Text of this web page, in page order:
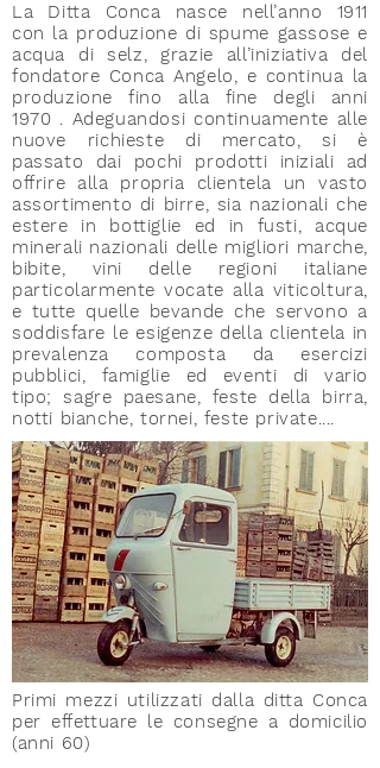
La Ditta Conca nasce nell’anno 1911
con la produzione di spume gassose e
acqua di selz, grazie all’iniziativa del
fondatore Conca Angelo, e continua la
produzione fino alla fine degli anni
1970 . Adeguandosi continuamente alle
nuove richieste di mercato, si è
passato dai pochi prodotti iniziali ad
offrire alla propria clientela un vasto
assortimento di birre, sia nazionali che
estere in bottiglie ed in fusti, acque
minerali nazionali delle migliori marche,
bibite, vini delle regioni italiane
particolarmente vocate alla viticoltura,
e tutte quelle bevande che servono a
soddisfare le esigenze della clientela in
prevalenza composta da esercizi
pubblici, famiglie ed eventi di vario
tipo; sagre paesane, feste della birra,
notti bianche, tornei, feste private....
Primi mezzi utilizzati dalla ditta Conca
per effettuare le consegne a domicilio
(anni 60)